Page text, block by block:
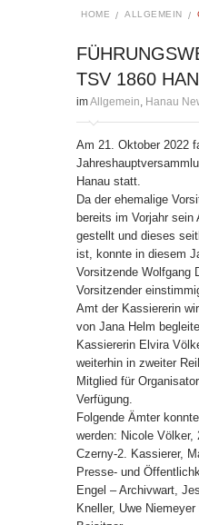
HOME ALLGEMEIN
TSV 1860
imAllgemein Hanau
Am 21. Oktober 2022
Hanau statt.
Da der ehemalige
bereits im Vorjahr sein
gestellt und dieses
ist, konnte in diesem
Vorsitzende Wolfgang
Vorsitzender
Amt der Kassiererin
von Jana Helm
Kassiererin Elvira
weiterhin in zweiter
Mitglied für
Verfügung.
Folgende Ämter
werden: Nicole
Czerny-2. Kassierer,
Presse- und
Engel – Archivwart,
Kneller, Uwe